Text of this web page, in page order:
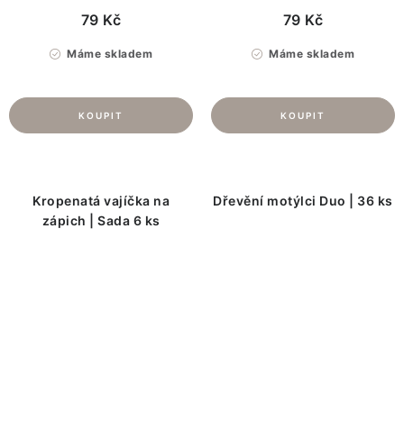
Máme skladem
79 Kč
Máme skladem
79 Kč
Kropenatá vajíčka na
zápich | Sada 6 ks
Dřevění motýlci Duo | 36 ks